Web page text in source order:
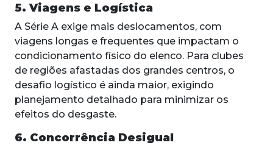
5. Viagens e Logística
A Série A exige mais deslocamentos, com
viagens longas e frequentes que impactam o
condicionamento físico do elenco. Para clubes
de regiões afastadas dos grandes centros, o
desafio logístico é ainda maior, exigindo
planejamento detalhado para minimizar os
efeitos do desgaste.
6. Concorrência Desigual